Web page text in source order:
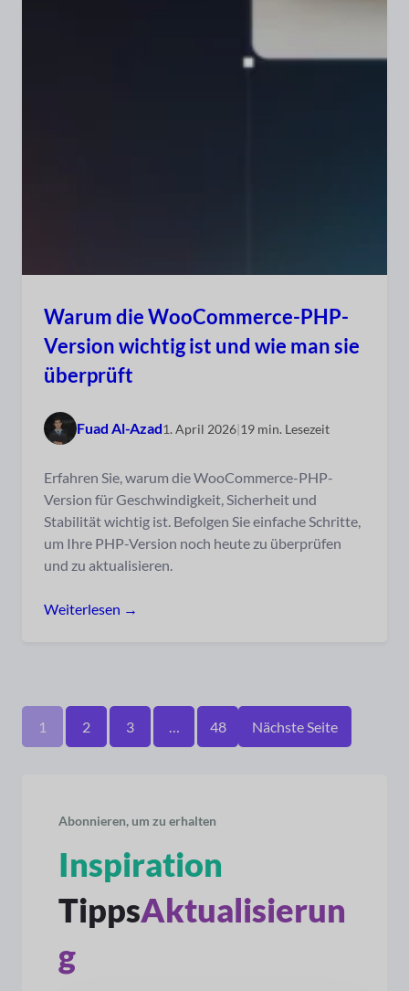
Warum die WooCommerce-PHP-
Version wichtig ist und wie man sie
überprüft
Fuad Al-Azad1. April 2026|19 min. Lesezeit
Erfahren Sie, warum die WooCommerce-PHP-
Version für Geschwindigkeit, Sicherheit und
Stabilität wichtig ist. Befolgen Sie einfache Schritte,
um Ihre PHP-Version noch heute zu überprüfen
und zu aktualisieren.
Weiterlesen →
1 2 3 48 Nächste Seite
Abonnieren, um zu erhalten
Inspiration
TippsAktualisierun
g